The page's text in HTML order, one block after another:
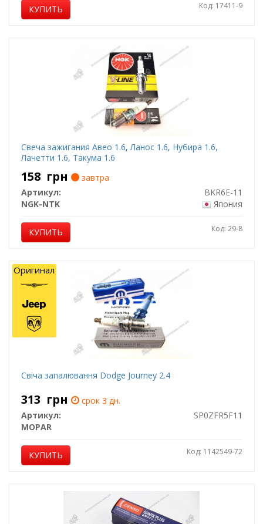
КУПИТЬ Код: 17411-9
Свеча зажигания Авео 1.6, Ланос 1.6, Нубира 1.6,
Лачетти 1.6, Такума 1.6
158 грн
завтра
Артикул:
BKR6E-11
NGK-NTK
Япония
КУПИТЬ Код: 29-8
Свіча запалювання Dodge Journey 2.4
313 грн
срок 3 дн.
Артикул:
SP0ZFR5F11
MOPAR
КУПИТЬ Код: 1142549-72
Оригинал